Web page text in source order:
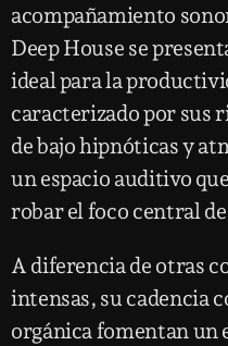
acompañamiento
Deep House se
ideal para la
caracterizado por sus
de bajo hipnóticas y
un espacio auditivo
robar el foco central
A diferencia de otras
intensas, su cadencia
orgánica fomentan un